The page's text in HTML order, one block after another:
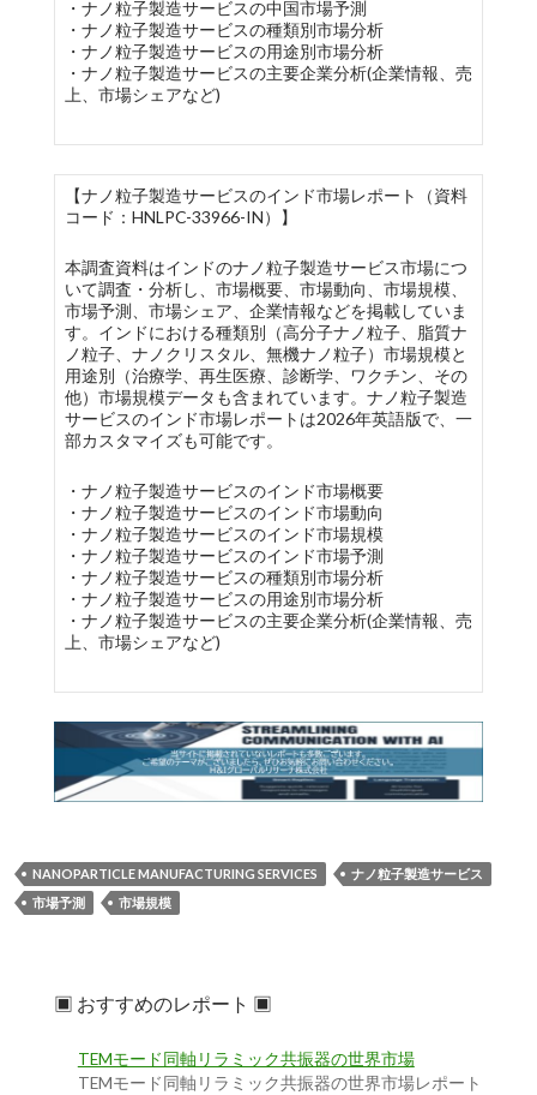
・ナノ粒子製造サービスの中国市場予測
・ナノ粒子製造サービスの種類別市場分析
・ナノ粒子製造サービスの用途別市場分析
・ナノ粒子製造サービスの主要企業分析(企業情報、売
上、市場シェアなど)
【ナノ粒子製造サービスのインド市場レポート（資料
コード：HNLPC-33966-IN）】
本調査資料はインドのナノ粒子製造サービス市場につ
いて調査・分析し、市場概要、市場動向、市場規模、
市場予測、市場シェア、企業情報などを掲載していま
す。インドにおける種類別（高分子ナノ粒子、脂質ナ
ノ粒子、ナノクリスタル、無機ナノ粒子）市場規模と
用途別（治療学、再生医療、診断学、ワクチン、その
他）市場規模データも含まれています。ナノ粒子製造
サービスのインド市場レポートは2026年英語版で、一
部カスタマイズも可能です。
・ナノ粒子製造サービスのインド市場概要
・ナノ粒子製造サービスのインド市場動向
・ナノ粒子製造サービスのインド市場規模
・ナノ粒子製造サービスのインド市場予測
・ナノ粒子製造サービスの種類別市場分析
・ナノ粒子製造サービスの用途別市場分析
・ナノ粒子製造サービスの主要企業分析(企業情報、売
上、市場シェアなど)
NANOPARTICLE MANUFACTURING SERVICES
ナノ粒子製造サービス
市場予測
市場規模
▣ おすすめのレポート ▣
TEMモード同軸リラミック共振器の世界市場
TEMモード同軸リラミック共振器の世界市場レポート